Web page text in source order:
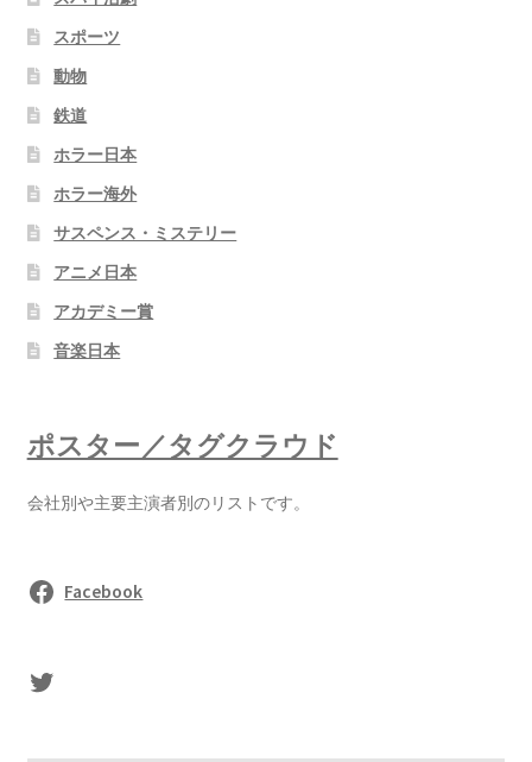
スポーツ
動物
鉄道
ホラー日本
ホラー海外
サスペンス・ミステリー
アニメ日本
アカデミー賞
音楽日本
ポスター／タグクラウド
会社別や主要主演者別のリストです。
Facebook
sasaki's Twitter